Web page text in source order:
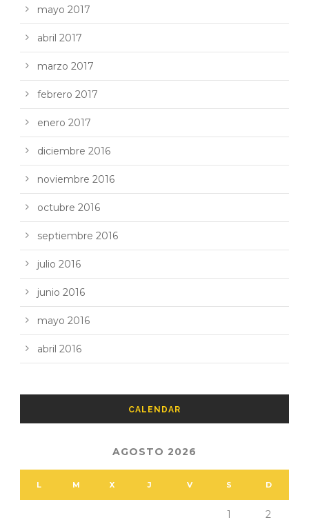
mayo 2017
abril 2017
marzo 2017
febrero 2017
enero 2017
diciembre 2016
noviembre 2016
octubre 2016
septiembre 2016
julio 2016
junio 2016
mayo 2016
abril 2016
CALENDAR
AGOSTO 2026
L M X J V S D
1 2